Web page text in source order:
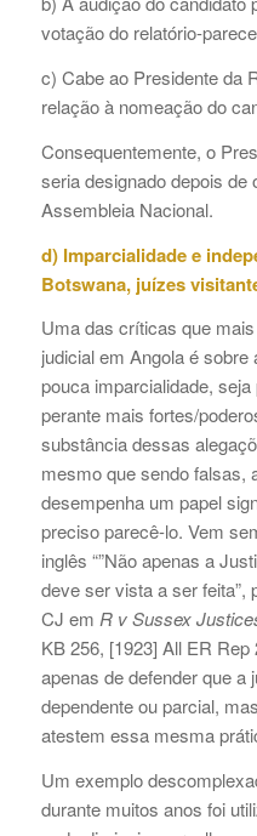
votação do relatório-
c) Cabe ao Presidente da
relação à nomeação do
Consequentemente, o
seria designado depois de
Assembleia Nacional.
d) Imparcialidade e
Botswana, juízes
Uma das críticas que
judicial em Angola é
pouca imparcialidade,
perante mais fortes/
substância dessas
mesmo que sendo falsas,
desempenha um papel
preciso parecê-lo. Vem
inglês “”Não apenas a
deve ser vista a ser
CJ em R v Sussex
KB 256, [1923] All ER
apenas de defender que a
dependente ou parcial,
atestem essa mesma
Um exemplo
durante muitos anos foi